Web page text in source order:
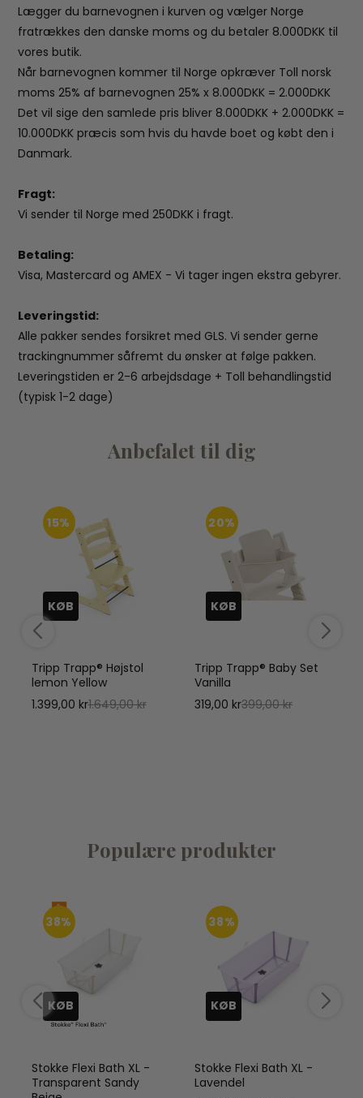
Lægger du barnevognen i kurven og vælger Norge
fratrækkes den danske moms og du betaler 8.000DKK til
vores butik.
Når barnevognen kommer til Norge opkræver Toll norsk
moms 25% af barnevognen 25% x 8.000DKK = 2.000DKK
Det vil sige den samlede pris bliver 8.000DKK + 2.000DKK =
10.000DKK præcis som hvis du havde boet og købt den i
Danmark.
Fragt:
Vi sender til Norge med 250DKK i fragt.
Betaling:
Visa, Mastercard og AMEX - Vi tager ingen ekstra gebyrer.
Leveringstid:
Alle pakker sendes forsikret med GLS. Vi sender gerne
trackingnummer såfremt du ønsker at følge pakken.
Leveringstiden er 2-6 arbejdsdage + Toll behandlingstid
(typisk 1-2 dage)
Anbefalet til dig
15%
KØB
Tripp Trapp® Højstol
lemon Yellow
1.399,00 kr1.649,00 kr
20%
KØB
Tripp Trapp® Baby Set
Vanilla
319,00 kr399,00 kr
Populære produkter
38%
KØB
Stokke Flexi Bath XL -
Transparent Sandy
38%
KØB
Stokke Flexi Bath XL -
Lavendel